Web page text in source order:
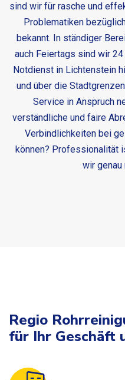
sind wir für rasche und
Problematiken
bekannt. In ständiger
auch Feiertags sind wir
Notdienst in Lichtenstein
und über die
Service in Anspruch
verständliche und faire
Verbindlichkeiten bei
können? Professionalität
wir
Regio
für Ihr Geschäft